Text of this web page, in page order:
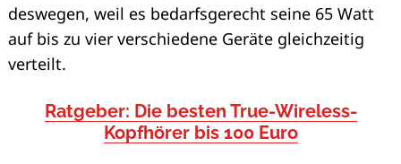
deswegen, weil es bedarfsgerecht seine 65 Watt
auf bis zu vier verschiedene Geräte gleichzeitig
verteilt.
Ratgeber: Die besten True-Wireless-
Kopfhörer bis 100 Euro